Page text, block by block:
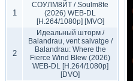
1
СОУЛМ8ЙТ / Soulm8te
(2026) WEB-DL
[H.264/1080p] [MVO]
2
Идеальный шторм /
Balandrau, vent salvatge /
Balandrau: Where the
Fierce Wind Blew (2026)
WEB-DL [H.264/1080p]
[DVO]